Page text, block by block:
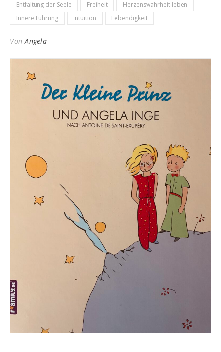
Entfaltung der Seele Freiheit
Herzenswahrheit leben
Innere Führung
Intuition Lebendigkeit
VonAngela